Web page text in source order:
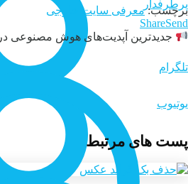
برچسب: معرفی سایت خارجی
ShareSend
جدیدترین آپدیت‌های هوش مصنوعی در
تلگرام
یوتیوب
پست های مرتبط